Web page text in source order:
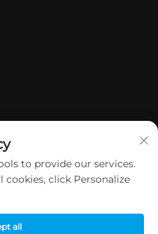
Jie Gifts & Crafts Co., Ltd.
to provide our services.
click Personalize
all